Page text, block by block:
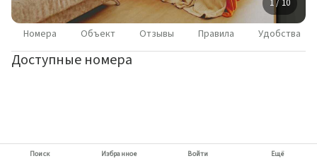
1 / 10
Номера Объект Отзывы Правила Удобства
Доступные номера
Поиск Избранное Войти Ещё